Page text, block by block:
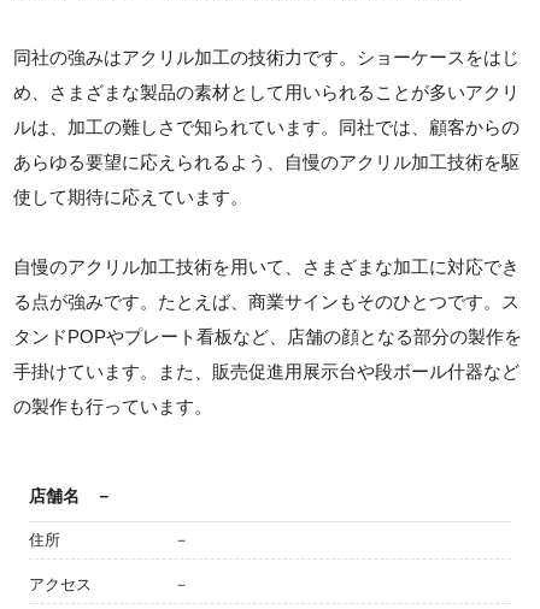
同社の強みはアクリル加工の技術力です。ショーケースをはじ
め、さまざまな製品の素材として用いられることが多いアクリ
ルは、加工の難しさで知られています。同社では、顧客からの
あらゆる要望に応えられるよう、自慢のアクリル加工技術を駆
使して期待に応えています。
自慢のアクリル加工技術を用いて、さまざまな加工に対応でき
る点が強みです。たとえば、商業サインもそのひとつです。ス
タンドPOPやプレート看板など、店舗の顔となる部分の製作を
手掛けています。また、販売促進用展示台や段ボール什器など
の製作も行っています。
店舗名 －
住所 －
アクセス －